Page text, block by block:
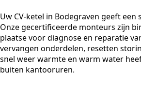
Uw CV-ketel in Bodegraven geeft
Onze gecertificeerde monteurs zijn
plaatse voor diagnose en reparatie
vervangen onderdelen, resetten
snel weer warmte en warm water
buiten kantooruren.